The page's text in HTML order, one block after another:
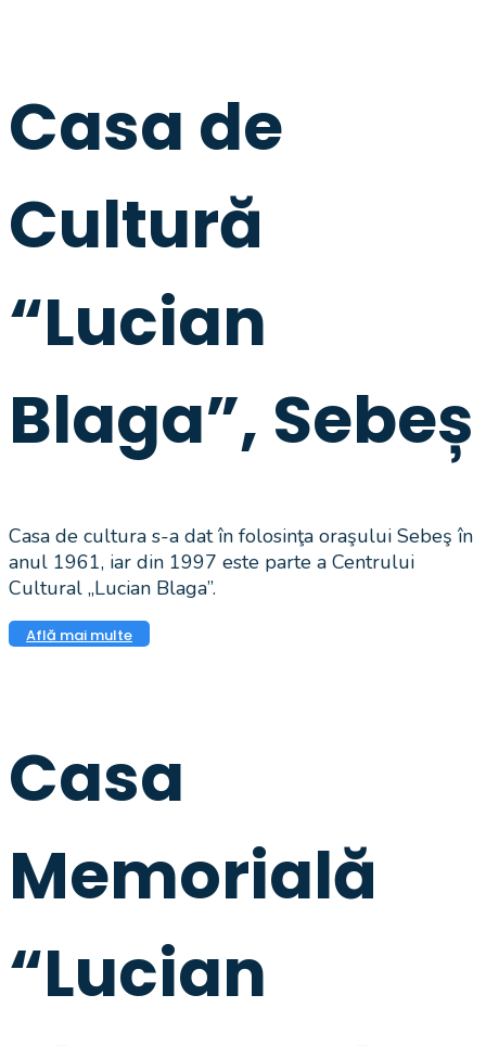
Casa de
Cultură
“Lucian
Blaga”, Sebeș
Casa de cultura s-a dat în folosinţa oraşului Sebeş în
anul 1961, iar din 1997 este parte a Centrului
Cultural „Lucian Blaga”.
Află mai multe
Casa
Memorială
“Lucian